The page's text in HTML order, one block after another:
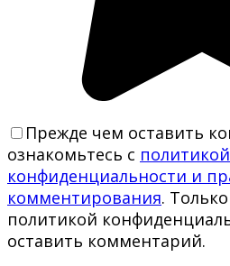
Прежде чем оставить
ознакомьтесь с политикой
конфиденциальности и
комментирования.
политикой
оставить комментарий.